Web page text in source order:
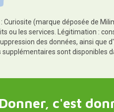
Curiosite (marque déposée de
ou les services. Légitimation :
des données, ainsi
sont disponibles
Donner, c'est